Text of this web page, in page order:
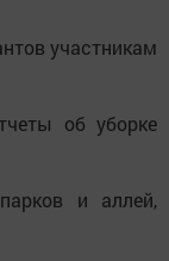
участникам
об уборке
и аллей,